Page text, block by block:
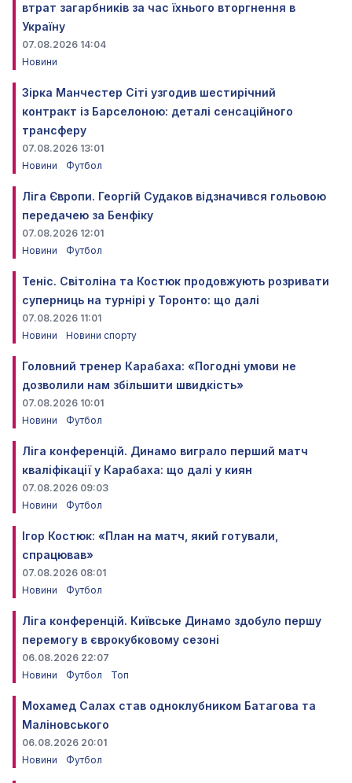
втрат загарбників за час їхнього вторгнення в
Україну
07.08.2026 14:04
Новини
Зірка Манчестер Сіті узгодив шестирічний
контракт із Барселоною: деталі сенсаційного
трансферу
07.08.2026 13:01
Новини
Футбол
Ліга Європи. Георгій Судаков відзначився гольовою
передачею за Бенфіку
07.08.2026 12:01
Новини
Футбол
Теніс. Світоліна та Костюк продовжують розривати
суперниць на турнірі у Торонто: що далі
07.08.2026 11:01
Новини
Новини спорту
Головний тренер Карабаха: «Погодні умови не
дозволили нам збільшити швидкість»
07.08.2026 10:01
Новини
Футбол
Ліга конференцій. Динамо виграло перший матч
кваліфікації у Карабаха: що далі у киян
07.08.2026 09:03
Новини
Футбол
Ігор Костюк: «План на матч, який готували,
спрацював»
07.08.2026 08:01
Новини
Футбол
Ліга конференцій. Київське Динамо здобуло першу
перемогу в єврокубковому сезоні
06.08.2026 22:07
Новини
Футбол Топ
Мохамед Салах став одноклубником Батагова та
Маліновського
06.08.2026 20:01
Новини
Футбол